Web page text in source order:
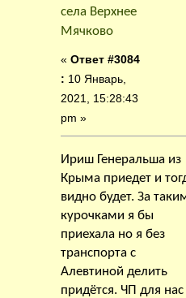
села Верхнее
Мячково
« Ответ #3084
: 10 Январь,
2021, 15:28:43
pm »
Ириш Генеральша из
Крыма приедет и
видно будет. За
курочками я бы
приехала но я без
транспорта с
Алевтиной делить
придётся. ЧП для нас